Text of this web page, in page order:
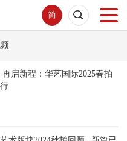
简
启新程：华艺国际2025春拍